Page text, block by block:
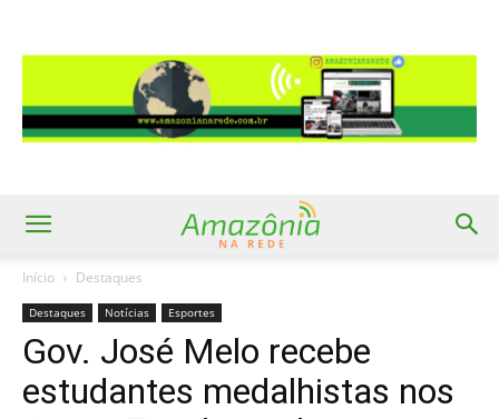
Início Destaques
Destaques Notícias Esportes
Gov. José Melo recebe
estudantes medalhistas nos